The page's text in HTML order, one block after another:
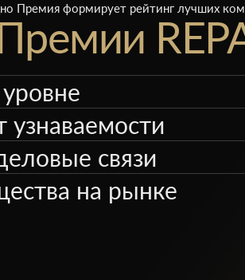
Премия формирует рейтинг лучших
узнаваемости
связи
на рынке